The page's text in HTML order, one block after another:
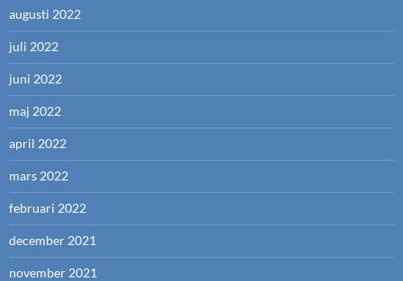
augusti 2022
juli 2022
juni 2022
maj 2022
april 2022
mars 2022
februari 2022
december 2021
november 2021